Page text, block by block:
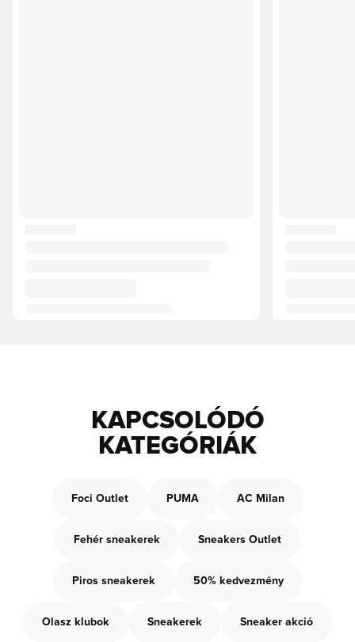
KAPCSOLÓDÓ
KATEGÓRIÁK
Foci Outlet PUMA AC Milan
Fehér sneakerek Sneakers Outlet
Piros sneakerek 50% kedvezmény
Olasz klubok Sneakerek Sneaker akció